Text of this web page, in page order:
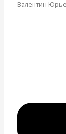
Валентин